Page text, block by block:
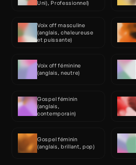
Uni), Professionnel)
Voix off masculine
(anglais, chaleureuse
et puissante)
Voix off féminine
(anglais, neutre)
Gospel féminin
(anglais,
contemporain)
Gospel féminin
(anglais, brillant, pop)